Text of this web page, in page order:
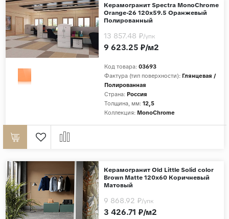
Испания
Керамогранит Spectra MonoChrome
Orange-26 120x59.5 Оранжевый
Полированный
Код товара: 03693
Фактура (тип поверхности): Глянцевая /
Полированная
Страна: Россия
Толщина, мм: 12,5
Коллекция: MonoChrome
9 623.25 ₽/м2
13 857.48 ₽/упк
Керамогранит Old Little Solid color
Brown Matte 120x60 Коричневый
Матовый
3 426.71 ₽/м2
9 868.92 ₽/упк